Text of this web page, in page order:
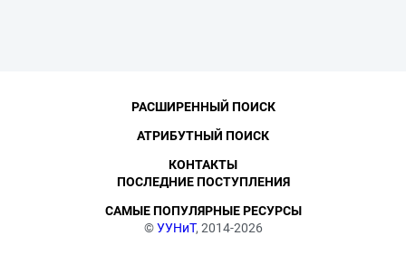
©УУНиТ, 2014-2026
РАСШИРЕННЫЙ ПОИСК
АТРИБУТНЫЙ ПОИСК
КОНТАКТЫ
ПОСЛЕДНИЕ ПОСТУПЛЕНИЯ
САМЫЕ ПОПУЛЯРНЫЕ РЕСУРСЫ